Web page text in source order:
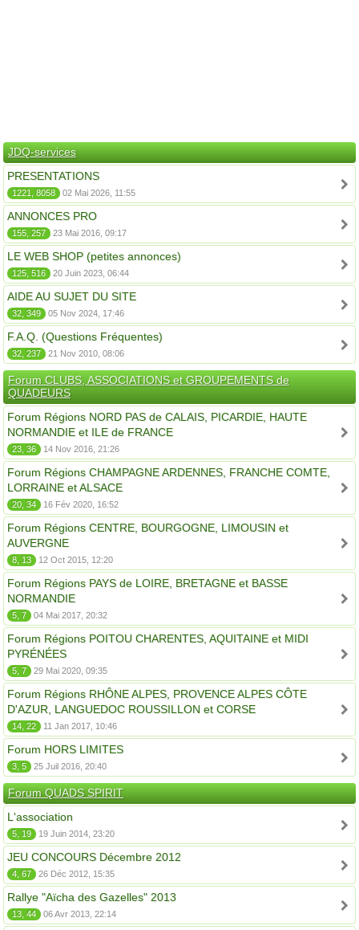
JDQ-services
PRESENTATIONS
1221, 8058 02 Mai 2026, 11:55
ANNONCES PRO
155, 257 23 Mai 2016, 09:17
LE WEB SHOP (petites annonces)
125, 516 20 Juin 2023, 06:44
AIDE AU SUJET DU SITE
32, 349 05 Nov 2024, 17:46
F.A.Q. (Questions Fréquentes)
32, 237 21 Nov 2010, 08:06
Forum CLUBS, ASSOCIATIONS et GROUPEMENTS de
QUADEURS
Forum Régions NORD PAS de CALAIS, PICARDIE, HAUTE
NORMANDIE et ILE de FRANCE
23, 36 14 Nov 2016, 21:26
Forum Régions CHAMPAGNE ARDENNES, FRANCHE COMTE,
LORRAINE et ALSACE
20, 34 16 Fév 2020, 16:52
Forum Régions CENTRE, BOURGOGNE, LIMOUSIN et
AUVERGNE
8, 13 12 Oct 2015, 12:20
Forum Régions PAYS de LOIRE, BRETAGNE et BASSE
NORMANDIE
5, 7 04 Mai 2017, 20:32
Forum Régions POITOU CHARENTES, AQUITAINE et MIDI
PYRÉNÉES
5, 7 29 Mai 2020, 09:35
Forum Régions RHÔNE ALPES, PROVENCE ALPES CÔTE
D'AZUR, LANGUEDOC ROUSSILLON et CORSE
14, 22 11 Jan 2017, 10:46
Forum HORS LIMITES
3, 5 25 Juil 2016, 20:40
Forum QUADS SPIRIT
L'association
5, 19 19 Juin 2014, 23:20
JEU CONCOURS Décembre 2012
4, 67 26 Déc 2012, 15:35
Rallye "Aïcha des Gazelles" 2013
13, 44 06 Avr 2013, 22:14